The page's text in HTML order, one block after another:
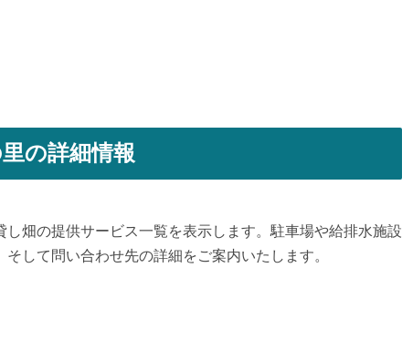
の詳細情報
畑の提供サービス一覧を表示します。駐車場や給排水施設
して問い合わせ先の詳細をご案内いたします。